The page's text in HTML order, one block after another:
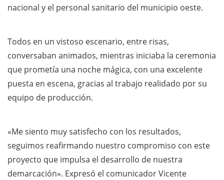
nacional y el personal sanitario del municipio oeste.
Todos en un vistoso escenario, entre risas,
conversaban animados, mientras iniciaba la ceremonia
que prometía una noche mágica, con una excelente
puesta en escena, gracias al trabajo realidado por su
equipo de producción.
«Me siento muy satisfecho con los resultados,
seguimos reafirmando nuestro compromiso con este
proyecto que impulsa el desarrollo de nuestra
demarcación». Expresó el comunicador Vicente